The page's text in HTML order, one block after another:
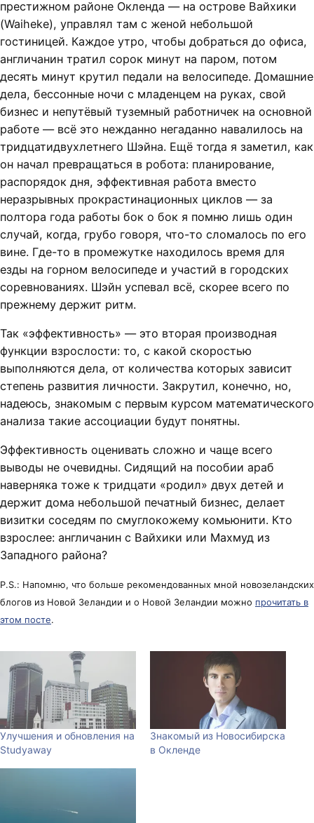
престижном районе Окленда — на острове Вайхики
(Waiheke), управлял там с женой небольшой
гостиницей. Каждое утро, чтобы добраться до офиса,
англичанин тратил сорок минут на паром, потом
десять минут крутил педали на велосипеде. Домашние
дела, бессонные ночи с младенцем на руках, свой
бизнес и непутёвый туземный работничек на основной
работе — всё это нежданно негаданно навалилось на
тридцатидвухлетнего Шэйна. Ещё тогда я заметил, как
он начал превращаться в робота: планирование,
распорядок дня, эффективная работа вместо
неразрывных прокрастинационных циклов — за
полтора года работы бок о бок я помню лишь один
случай, когда, грубо говоря, что-то сломалось по его
вине. Где-то в промежутке находилось время для
езды на горном велосипеде и участий в городских
соревнованиях. Шэйн успевал всё, скорее всего по
прежнему держит ритм.
Так «эффективность» — это вторая производная
функции взрослости: то, с какой скоростью
выполняются дела, от количества которых зависит
степень развития личности. Закрутил, конечно, но,
надеюсь, знакомым с первым курсом математического
анализа такие ассоциации будут понятны.
Эффективность оценивать сложно и чаще всего
выводы не очевидны. Сидящий на пособии араб
наверняка тоже к тридцати «родил» двух детей и
держит дома небольшой печатный бизнес, делает
визитки соседям по смуглокожему комьюнити. Кто
взрослее: англичанин с Вайхики или Махмуд из
Западного района?
P.S.: Напомню, что больше рекомендованных мной новозеландских
блогов из Новой Зеландии и о Новой Зеландии можно прочитать в
этом посте.
Улучшения и обновления на
Studyaway
Знакомый из Новосибирска
в Окленде